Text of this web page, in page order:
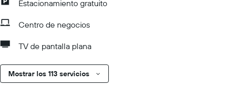
Estacionamiento gratuito
Centro de negocios
TV de pantalla plana
Mostrar los 113 servicios